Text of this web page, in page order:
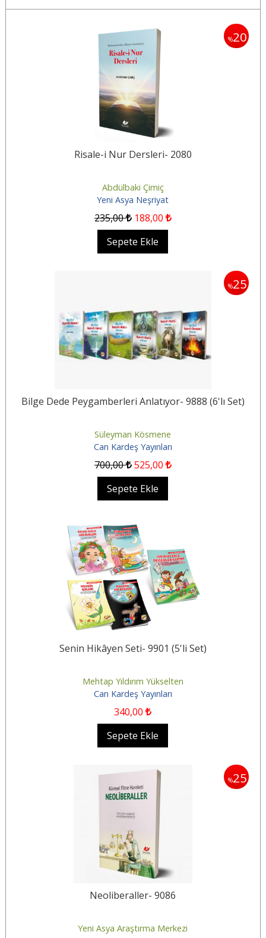
%20
Risale-i Nur Dersleri- 2080
Abdülbaki Çimiç
Yeni Asya Neşriyat
235,00 188,00
Sepete Ekle
%25
Bilge Dede Peygamberleri Anlatıyor- 9888 (6'lı Set)
Süleyman Kösmene
Can Kardeş Yayınları
700,00 525,00
Sepete Ekle
Senin Hikâyen Seti- 9901 (5'li Set)
Mehtap Yıldırım Yükselten
Can Kardeş Yayınları
340,00
Sepete Ekle
%25
Neoliberaller- 9086
Yeni Asya Araştırma Merkezi